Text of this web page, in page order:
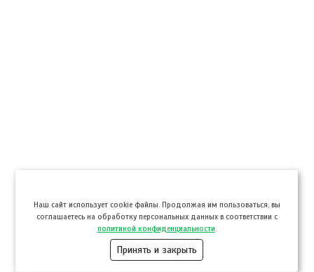
Hаш сайт использует cookie файлы. Продолжая им пользоваться, вы
соглашаетесь на обработку персональных данных в соответствии с
политикой конфиденциальности
Принять и закрыть